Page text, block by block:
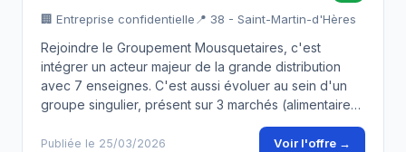
🏢 Entreprise confidentielle 📍 38 - Saint-Martin-d'Hères
Rejoindre le Groupement Mousquetaires, c'est
intégrer un acteur majeur de la grande distribution
avec 7 enseignes. C'est aussi évoluer au sein d'un
groupe singulier, présent sur 3 marchés (alimentaire…
Publiée le 25/03/2026 Voir l'offre →